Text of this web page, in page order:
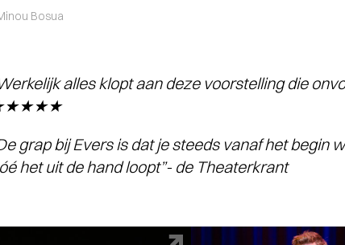
Bosua
alles klopt aan deze voorstelling die
grap bij Evers is dat je steeds vanaf het begin
het uit de hand loopt”- de Theaterkrant